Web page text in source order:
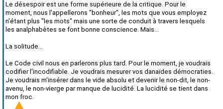
Le désespoir est une forme supérieure de la critique. Pour le
moment, nous l'appellerons "bonheur", les mots que vous employez
n'étant plus "les mots" mais une sorte de conduit à travers lesquels
les analphabètes se font bonne conscience. Mais...
La solitude...
Le Code civil nous en parlerons plus tard. Pour le moment, je voudrais
codifier l'incodifiable. Je voudrais mesurer vos danaïdes démocraties.
Je voudrais m'insérer dans le vide absolu et devenir le non-dit, le non-
avenu, le non-vierge par manque de lucidité. La lucidité se tient dans
mon froc.